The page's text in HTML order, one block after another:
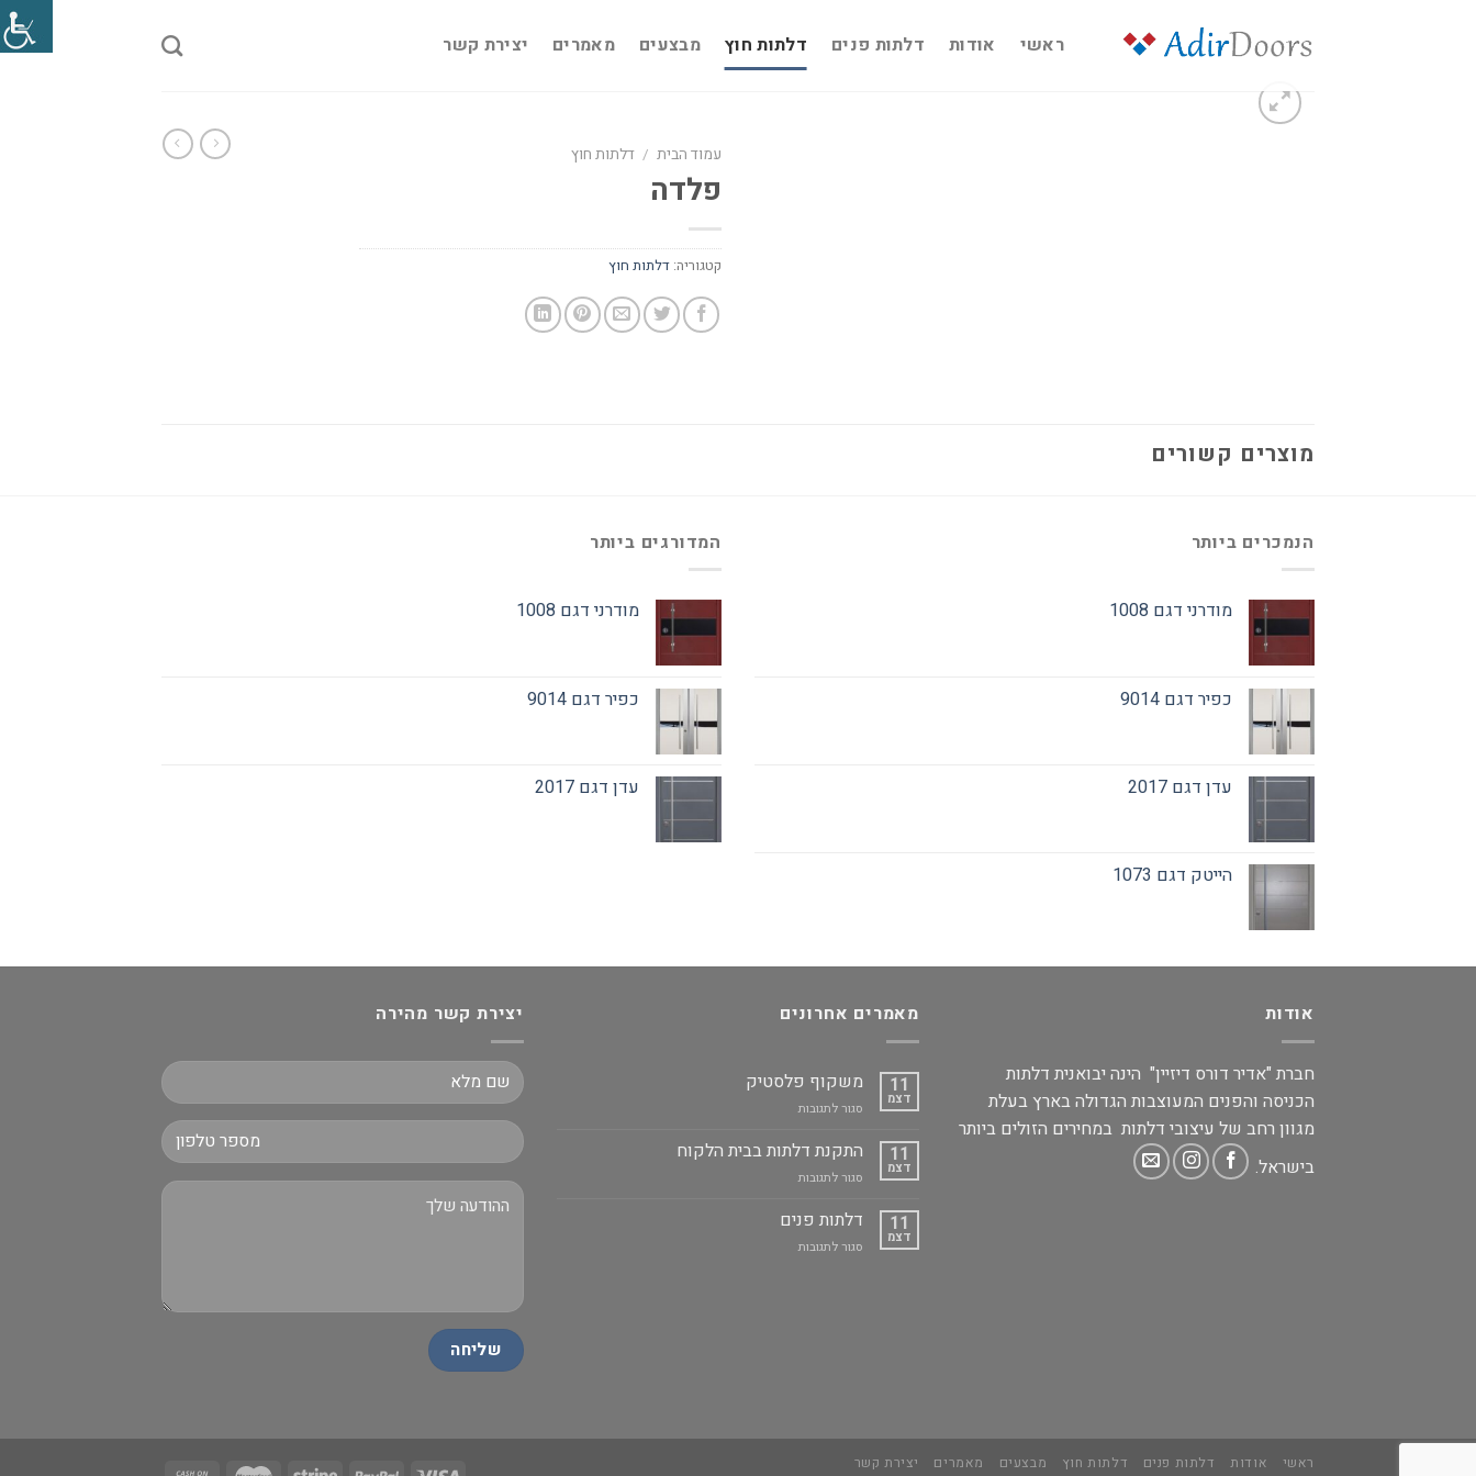
ראשי אודות דלתות פנים דלתות חוץ מבצעים מאמרים יצירת קשר
עמוד הבית / דלתות חוץ
פלדה
קטגוריה: דלתות חוץ
מוצרים קשורים
הנמכרים ביותר
מודרני דגם 1008
כפיר דגם 9014
עדן דגם 2017
הייטק דגם 1073
המדורגים ביותר
מודרני דגם 1008
כפיר דגם 9014
עדן דגם 2017
אודות
חברת "אדיר דורס דיזיין" הינה יבואנית דלתות
הכניסה והפנים המעוצבות הגדולה בארץ בעלת
מגוון רחב של עיצובי דלתות במחירים הזולים ביותר
בישראל.
מאמרים אחרונים
11
דצמ
משקוף פלסטיק
סגור לתגובותעל
פלסטיק
11
דצמ
התקנת דלתות בבית הלקוח
סגור לתגובותעל
דלתות
הלקוח
11
דצמ
דלתות פנים
סגור לתגובותעל
יצירת קשר מהירה
ראשי אודות דלתות פנים דלתות חוץ מבצעים מאמרים יצירת קשר